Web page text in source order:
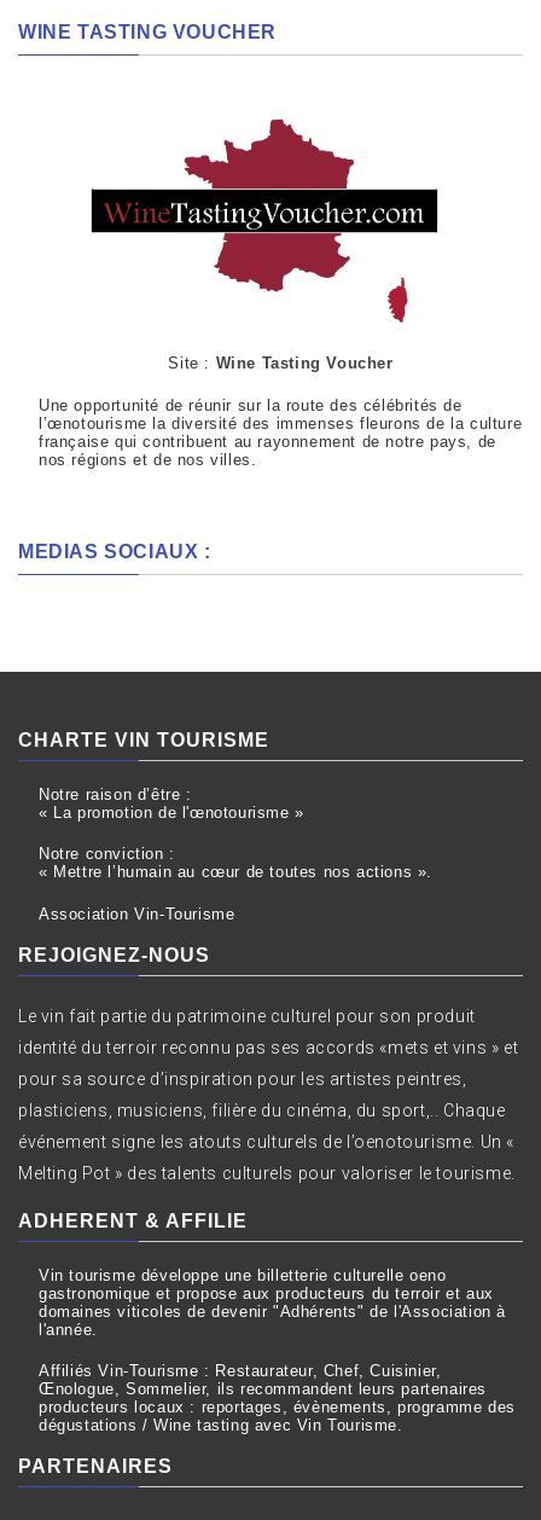
WINE TASTING VOUCHER
Site : Wine Tasting Voucher
Une opportunité de réunir sur la route des célébrités de
l’œnotourisme la diversité des immenses fleurons de la culture
française qui contribuent au rayonnement de notre pays, de
nos régions et de nos villes.
MEDIAS SOCIAUX :
CHARTE VIN TOURISME
Notre raison d’être :
« La promotion de l'œnotourisme »
Notre conviction :
« Mettre l’humain au cœur de toutes nos actions ».
Association Vin-Tourisme
REJOIGNEZ-NOUS
Le vin fait partie du patrimoine culturel pour son produit
identité du terroir reconnu pas ses accords «mets et vins » et
pour sa source d’inspiration pour les artistes peintres,
plasticiens, musiciens, filière du cinéma, du sport,.. Chaque
événement signe les atouts culturels de l’oenotourisme. Un «
Melting Pot » des talents culturels pour valoriser le tourisme.
ADHERENT & AFFILIE
Vin tourisme développe une billetterie culturelle oeno
gastronomique et propose aux producteurs du terroir et aux
domaines viticoles de devenir "Adhérents" de l'Association à
l'année.
Affiliés Vin-Tourisme : Restaurateur, Chef, Cuisinier,
Œnologue, Sommelier, ils recommandent leurs partenaires
producteurs locaux : reportages, évènements, programme des
dégustations / Wine tasting avec Vin Tourisme.
PARTENAIRES